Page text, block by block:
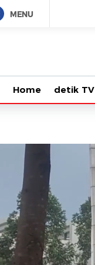
MENU
Home detik TV